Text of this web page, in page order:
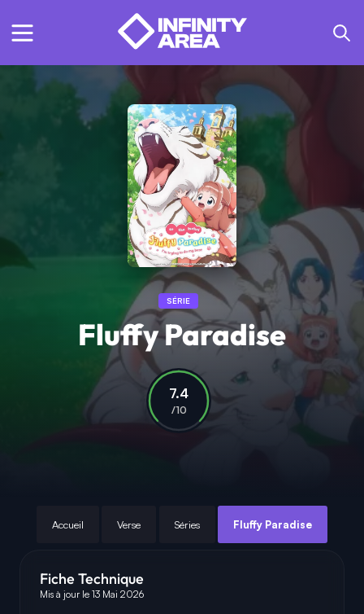
SÉRIE
Fluffy Paradise
7.4
/10
Accueil Verse Séries Fluffy Paradise
Fiche Technique
Mis à jour le 13 Mai 2026